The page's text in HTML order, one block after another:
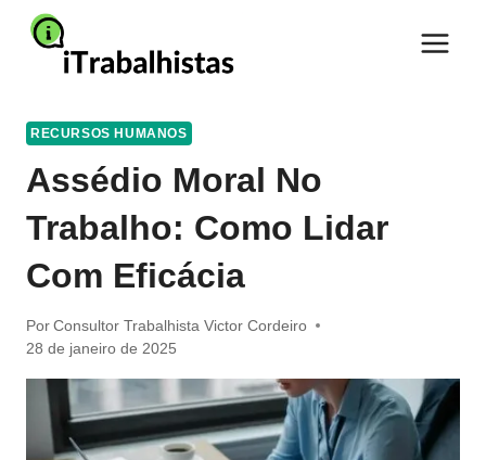
Pular
para
RECURSOS HUMANOS
Assédio Moral No
Trabalho: Como Lidar
Com Eficácia
Por Consultor Trabalhista Victor Cordeiro
28 de janeiro de 2025